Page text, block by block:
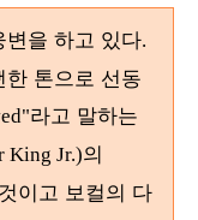
변을 하고 있다.
톤으로 선동
라고 말하는
King Jr.)의
이고 보컬의 다